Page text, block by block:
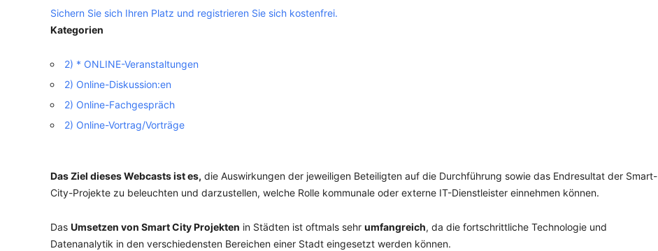
Sichern Sie sich Ihren Platz und registrieren Sie sich kostenfrei.
Kategorien
2) * ONLINE-Veranstaltungen
2) Online-Diskussion:en
2) Online-Fachgespräch
2) Online-Vortrag/Vorträge
Das Ziel dieses Webcasts ist es, die Auswirkungen der jeweiligen Beteiligten auf die Durchführung sowie das Endresultat der Smart-
City-Projekte zu beleuchten und darzustellen, welche Rolle kommunale oder externe IT-Dienstleister einnehmen können.
Das Umsetzen von Smart City Projekten in Städten ist oftmals sehr umfangreich, da die fortschrittliche Technologie und
Datenanalytik in den verschiedensten Bereichen einer Stadt eingesetzt werden können.